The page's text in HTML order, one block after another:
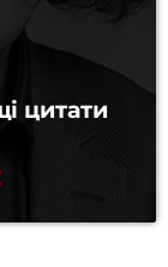
цитати